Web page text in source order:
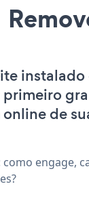
instalado
de
engage,